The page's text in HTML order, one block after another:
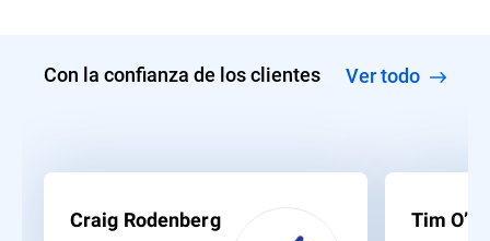
Con la confianza de los clientes Ver todo
Craig Rodenberg Tim